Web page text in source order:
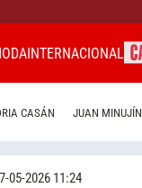
INTERNACIONAL
CASÁN JUAN MINUJÍN
05-2026 11:24